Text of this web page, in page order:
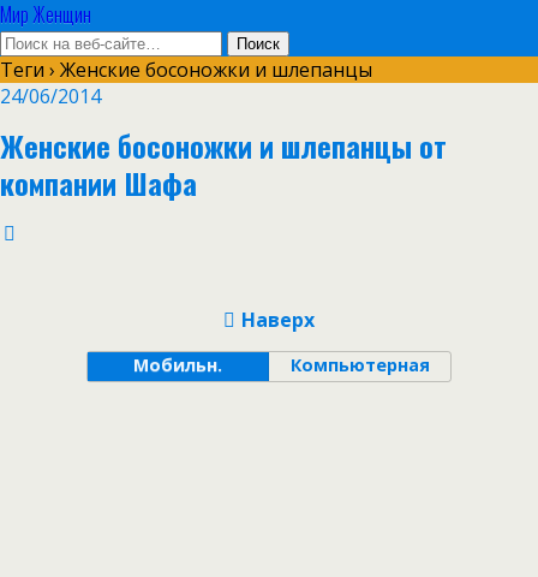
Мир Женщин
Теги › Женские босоножки и шлепанцы
24/06/2014
Женские босоножки и шлепанцы от
компании Шафа
Наверх
Мобильн. Компьютерная